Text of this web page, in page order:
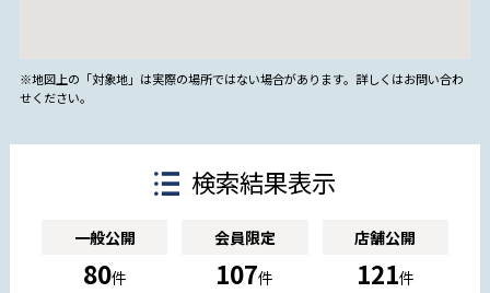
※地図上の「対象地」は実際の場所ではない場合があります。詳しくはお問い合わ
せください。
検索結果表示
一般公開
80件
会員限定
107件
店舗公開
121件